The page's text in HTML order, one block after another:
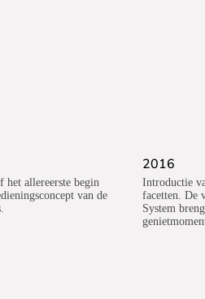
het allereerste begin
van de
2016
Introductie
facetten. De
System